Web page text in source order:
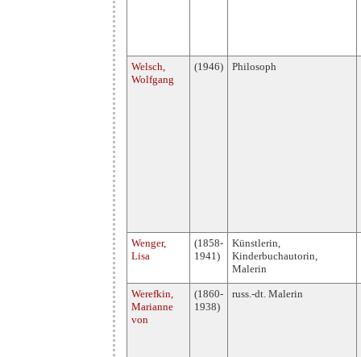
Welsch,
Wolfgang
(1946) Philosoph
Wenger,
Lisa
(1858-
1941)
Künstlerin,
Kinderbuchautorin,
Malerin
Werefkin,
Marianne
von
(1860-
1938)
russ.-dt. Malerin